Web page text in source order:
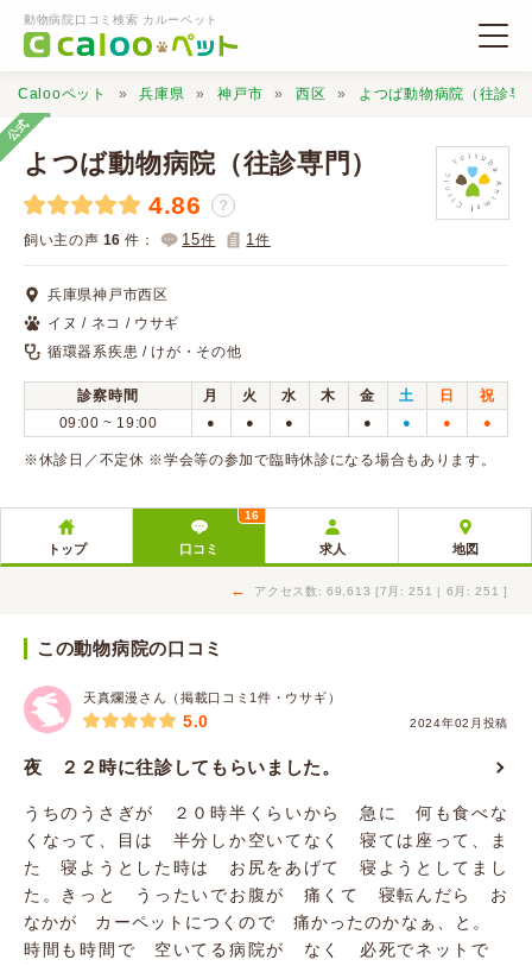
動物病院口コミ検索 カルーペット
動物病院検索
口コミ検索
Calooペットとは？
口コミ投稿
Calooペット 兵庫県 神戸市 西区 よつば動物病院（往診専
公式
よつば動物病院（往診専門）
4.86 ？
飼い主の声 16 件： 15件 1件
兵庫県神戸市西区
イヌ / ネコ / ウサギ
循環器系疾患 / けが・その他
診察時間 月 火 水 木 金 土 日
祝
09:00 ~ 19:00
● ● ● ● ● ● ●
※休診日／不定休 ※学会等の参加で臨時休診になる場合もあります。
トップ 口コミ
16
求人 地図
← アクセス数: 69,613 [7月: 251 | 6月: 251 ]
この動物病院の口コミ
天真爛漫さん（掲載口コミ1件・ウサギ）
2024年02月投稿
5.0
夜 ２２時に往診してもらいました。
うちのうさぎが ２０時半くらいから 急に 何も食べな
くなって、目は 半分しか空いてなく 寝ては座って、ま
た 寝ようとした時は お尻をあげて 寝ようとしてまし
た。きっと うったいでお腹が 痛くて 寝転んだら お
なかが カーペットにつくので 痛かったのかなぁ、と。
時間も時間で 空いてる病院が なく 必死でネットで